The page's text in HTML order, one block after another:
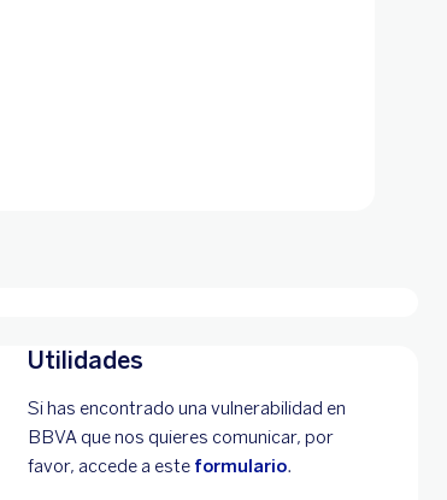
Utilidades
Si has encontrado una vulnerabilidad en
BBVA que nos quieres comunicar, por
favor, accede a este formulario.